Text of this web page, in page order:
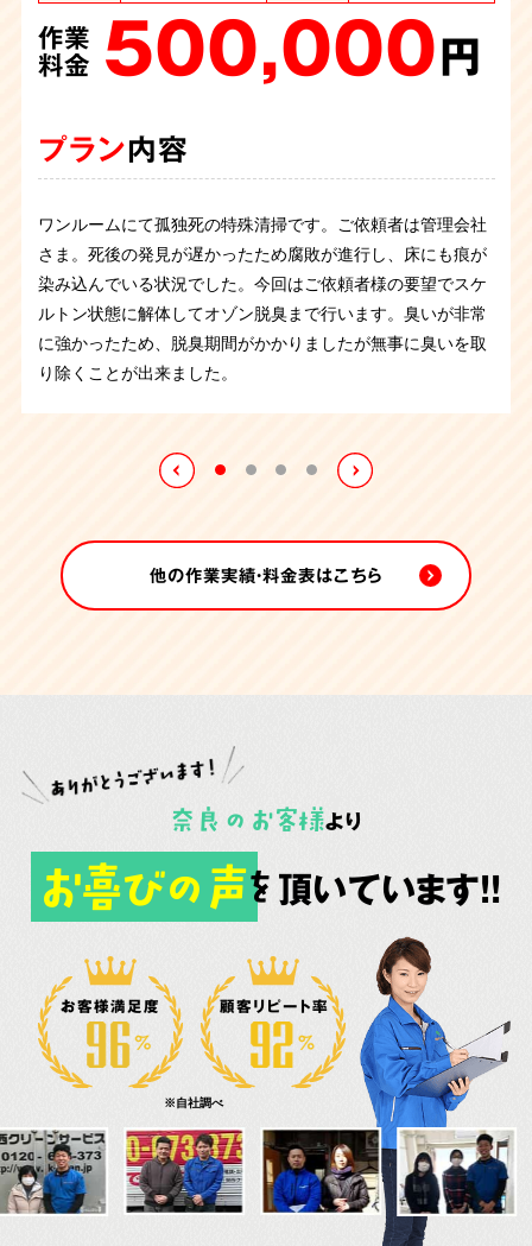
作業
料金 500,000円
プラン内容
ワンルームにて孤独死の特殊清掃です。ご依頼者は管理会社
さま。死後の発見が遅かったため腐敗が進行し、床にも痕が
染み込んでいる状況でした。今回はご依頼者様の要望でスケ
ルトン状態に解体してオゾン脱臭まで行います。臭いが非常
に強かったため、脱臭期間がかかりましたが無事に臭いを取
り除くことが出来ました。
プラン内容
親族の方からの孤独死の特殊清掃のご依頼です。ご遺族さま
の方で遺品整理をするために、清掃を行ってほしいとご相談
を承りました。ペットを残して孤独死されたとのことでご親
族さまが保護されたそうです。ハウスクリーニング、オゾン
施工までさせていただき作業終了になります。
作業
料金 720,000円
プラン 内容
行していたため臭いが強く、脱臭までの作業が大変でした。
遺品整理、内装工事、オゾン施工を完了するまで一週間かか
りました。最終的に臭いも取り除くことができました。
プラン内容
物件のオーナーさまからのご依頼です。ワンルームマンショ
ンにて孤独死があったとのことです。死後数か月が経過して
いるとのことで、臭いがあり体液痕の周りには害虫が発生し
ている状態での作業となりました。内装リフォームなどは提
携の業者様に依頼されるとのことで、遺品整理と汚染箇所の
清掃を行ってお引き渡しさせていただきました。
他の作業実績・料金表はこちら
奈良 の お客様より
お喜びの声を 頂いています!!
お客様満足度 顧客リピート率
※自社調べ